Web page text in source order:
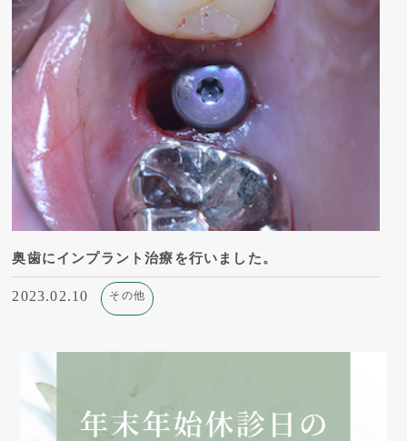
奥歯にインプラント治療を行いました。
2023.02.10 その他